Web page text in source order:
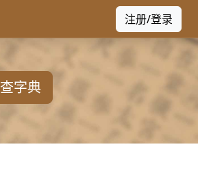
注册/登录
查字典